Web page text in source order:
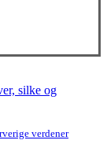
silke og
verdener